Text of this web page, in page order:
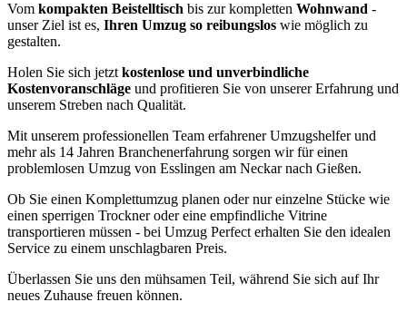
Vom kompakten Beistelltisch bis zur kompletten Wohnwand -
unser Ziel ist es, Ihren Umzug so reibungslos wie möglich zu
gestalten.
Holen Sie sich jetzt kostenlose und unverbindliche
Kostenvoranschläge und profitieren Sie von unserer Erfahrung und
unserem Streben nach Qualität.
Mit unserem professionellen Team erfahrener Umzugshelfer und
mehr als 14 Jahren Branchenerfahrung sorgen wir für einen
problemlosen Umzug von Esslingen am Neckar nach Gießen.
Ob Sie einen Komplettumzug planen oder nur einzelne Stücke wie
einen sperrigen Trockner oder eine empfindliche Vitrine
transportieren müssen - bei Umzug Perfect erhalten Sie den idealen
Service zu einem unschlagbaren Preis.
Überlassen Sie uns den mühsamen Teil, während Sie sich auf Ihr
neues Zuhause freuen können.